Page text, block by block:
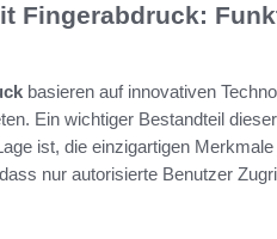
Fingerabdruck:
basieren auf innovativen
Ein wichtiger Bestandteil
ist, die einzigartigen
nur autorisierte Benutzer